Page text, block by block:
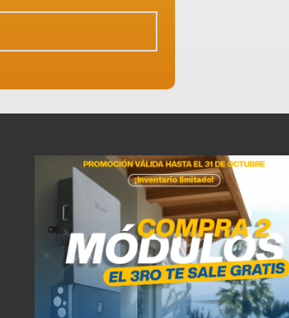
26°C
12:00
30°C
15:00
31°C